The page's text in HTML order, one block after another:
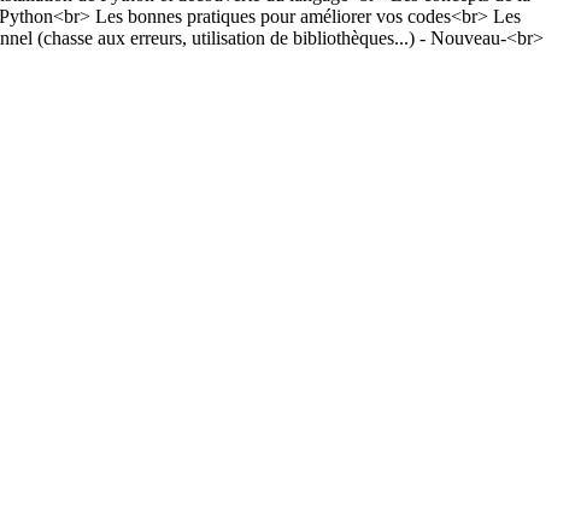
Les bonnes pratiques pour améliorer vos codes<br> Les
(chasse aux erreurs, utilisation de bibliothèques...) - Nouveau-<br>